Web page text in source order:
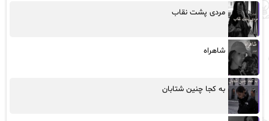
مردی پشت نقاب
شاهراه
به کجا چنین شتابان